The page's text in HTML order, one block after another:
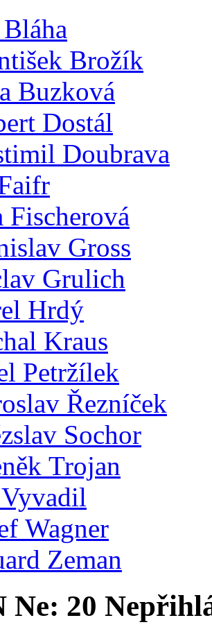
Brožík
Buzková
Dostál
Doubrava
Fischerová
Gross
Grulich
Hrdý
Kraus
Petržílek
Řezníček
Sochor
Trojan
Wagner
Zeman
Ne: 20